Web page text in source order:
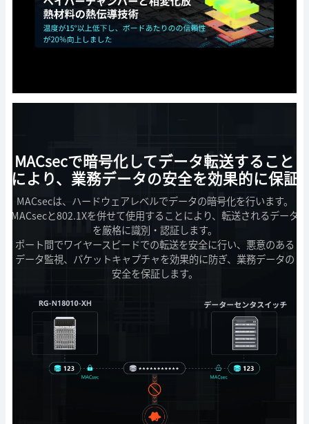
MACsecで暗号化してデータ転送すること
により、業務データの安全を効果的に保証
MACsecは、ハードウェアレベルでデータの暗号化を行います。
MACsecと802.1Xを併せて使用することにより、転送されるデータ
を厳格に識別・認証します。
ポート間でワイヤースピードでの転送を安全に行い、悪意のある
データ監視、パケットキャプチャを効果的に防ぎ、業務データの
安全を保証します。